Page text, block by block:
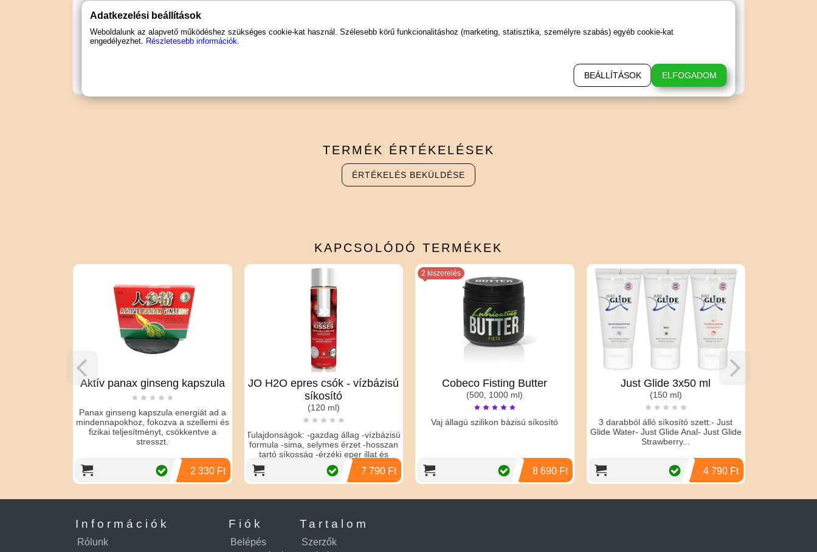
Hagyja, hogy elárassza a szexuális feszültség és eljutassa a csúcsra!
Nem: pároknak
TERMÉK ÉRTÉKELÉSEK
ÉRTÉKELÉS BEKÜLDÉSE
KAPCSOLÓDÓ TERMÉKEK
Aktív panax ginseng kapszula
Panax ginseng kapszula energiát ad a
mindennapokhoz, fokozva a szellemi és
fizikai teljesítményt, csökkentve a
stresszt.
2 330 Ft
JO H2O epres csók - vízbázisú
síkosító
(120 ml)
Tulajdonságok: -gazdag állag -vízbázisú
formula -sima, selymes érzet -hosszan
tartó síkosság -érzéki eper illat és
7 790 Ft
2 kiszerelés
Cobeco Fisting Butter
(500, 1000 ml)
Vaj állagú szilikon bázisú síkosító
8 690 Ft
Just Glide 3x50 ml
(150 ml)
3 darabból álló síkosító szett:- Just
Glide Water- Just Glide Anal- Just Glide
Strawberry...
4 790 Ft
Információk
Rólunk
Fiók
Belépés
Tartalom
Szerzők
Adatkezelési beállítások
Weboldalunk az alapvető működéshez szükséges cookie-kat használ. Szélesebb körű funkcionalitáshoz (marketing, statisztika, személyre szabás) egyéb cookie-kat
engedélyezhet. Részletesebb információk.
BEÁLLÍTÁSOK ELFOGADOM